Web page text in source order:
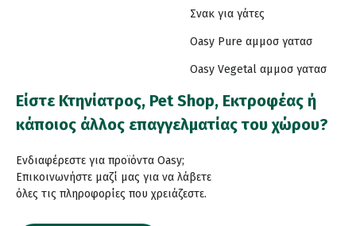
Σνακ για γάτες
Oasy Pure αμμοσ γατασ
Oasy Vegetal αμμοσ γατασ
Είστε Κτηνίατρος, Pet Shop, Εκτροφέας ή
κάποιος άλλος επαγγελματίας του χώρου?
Ενδιαφέρεστε για προϊόντα Oasy;
Επικοινωνήστε μαζί μας για να λάβετε
όλες τις πληροφορίες που χρειάζεστε.